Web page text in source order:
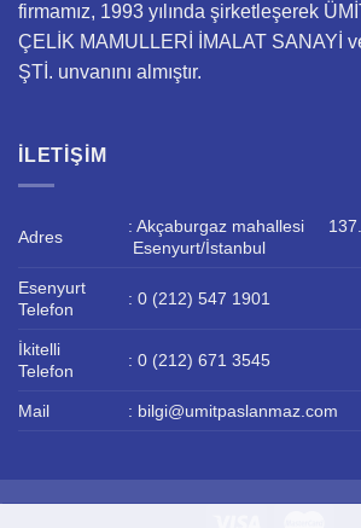
firmamız, 1993 yılında şirketleşerek
ÇELİK MAMULLERİ İMALAT SANAYİ
ŞTİ. unvanını almıştır.
İLETIŞIM
Adres
: Akçaburgaz mahallesi
Esenyurt/İstanbul
Esenyurt
Telefon
: 0 (212) 547 1901
İkitelli
Telefon
: 0 (212) 671 3545
Mail : bilgi@umitpaslanmaz.com